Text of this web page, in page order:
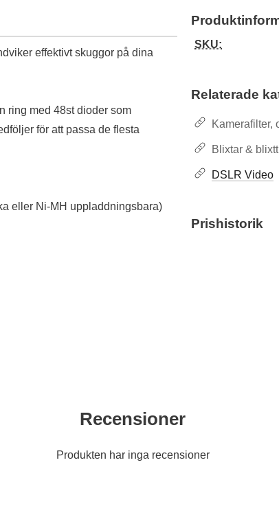
effektivt skuggor på dina
ring med 48st dioder som
för att passa de flesta
eller Ni-MH uppladdningsbara)
SKU:
Relaterade
Kamerafilter,
Blixtar &
DSLR Video
Prishistorik
Recensioner
Produkten har inga recensioner